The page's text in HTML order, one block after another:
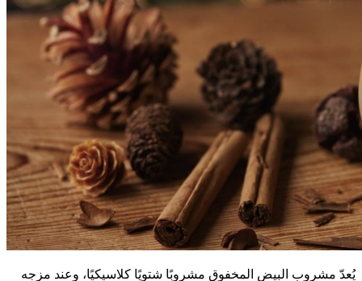
يُعدّ مشروب البيض المخفوق مشروبًا شتويًا كلاسيكيًا، وعند مزجه